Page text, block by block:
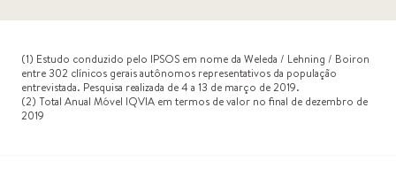
(1) Estudo conduzido pelo IPSOS em nome da Weleda / Lehning / Boiron
entre 302 clínicos gerais autônomos representativos da população
entrevistada. Pesquisa realizada de 4 a 13 de março de 2019.
(2) Total Anual Móvel IQVIA em termos de valor no final de dezembro de
2019